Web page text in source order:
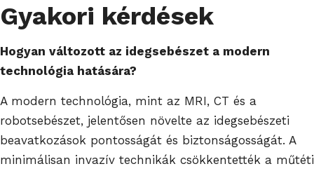
Gyakori kérdések
Hogyan változott az idegsebészet a modern
technológia hatására?
A modern technológia, mint az MRI, CT és a
robotsebészet, jelentősen növelte az idegsebészeti
beavatkozások pontosságát és biztonságosságát. A
minimálisan invazív technikák csökkentették a műtéti